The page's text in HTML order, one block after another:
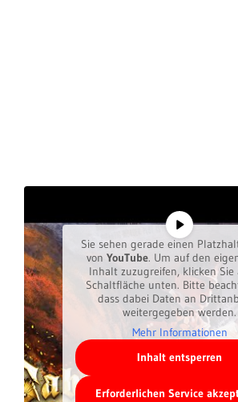
Sie sehen gerade einen
von YouTube. Um auf den
Inhalt zuzugreifen, klicken Sie
Schaltfläche unten. Bitte
dass dabei Daten an
weitergegeben werden.
Mehr Informationen
Inhalt entsperren
Erforderlichen Service